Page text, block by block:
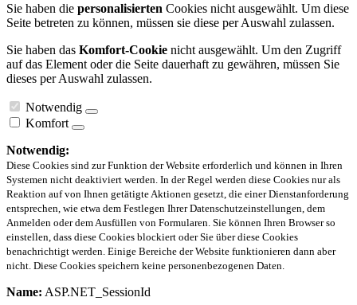
Sie haben die personalisierten Cookies nicht ausgewählt. Um diese
Seite betreten zu können, müssen sie diese per Auswahl zulassen.
Sie haben das Komfort-Cookie nicht ausgewählt. Um den Zugriff
auf das Element oder die Seite dauerhaft zu gewähren, müssen Sie
dieses per Auswahl zulassen.
Notwendig
Komfort
Notwendig:
Diese Cookies sind zur Funktion der Website erforderlich und können in Ihren
Systemen nicht deaktiviert werden. In der Regel werden diese Cookies nur als
Reaktion auf von Ihnen getätigte Aktionen gesetzt, die einer Dienstanforderung
entsprechen, wie etwa dem Festlegen Ihrer Datenschutzeinstellungen, dem
Anmelden oder dem Ausfüllen von Formularen. Sie können Ihren Browser so
einstellen, dass diese Cookies blockiert oder Sie über diese Cookies
benachrichtigt werden. Einige Bereiche der Website funktionieren dann aber
nicht. Diese Cookies speichern keine personenbezogenen Daten.
Name: ASP.NET_SessionId